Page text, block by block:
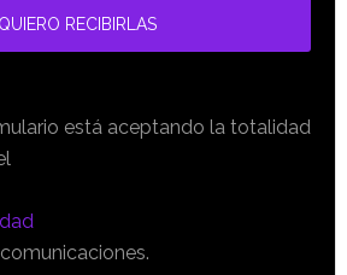
está aceptando la totalidad